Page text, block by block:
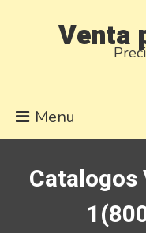
Venta
Menu